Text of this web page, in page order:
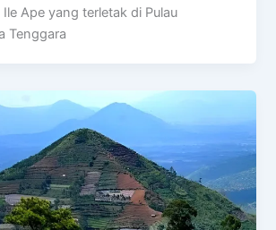
Ape yang terletak di Pulau
Tenggara